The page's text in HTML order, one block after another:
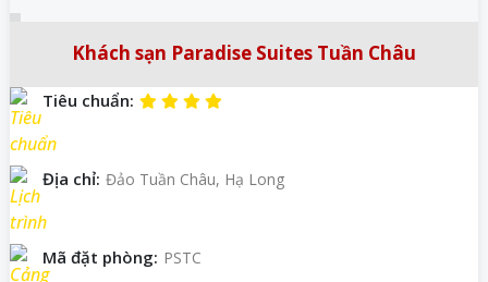
Khách sạn Paradise Suites Tuần Châu
Tiêu chuẩn:
Địa chỉ: Đảo Tuần Châu, Hạ Long
Mã đặt phòng: PSTC